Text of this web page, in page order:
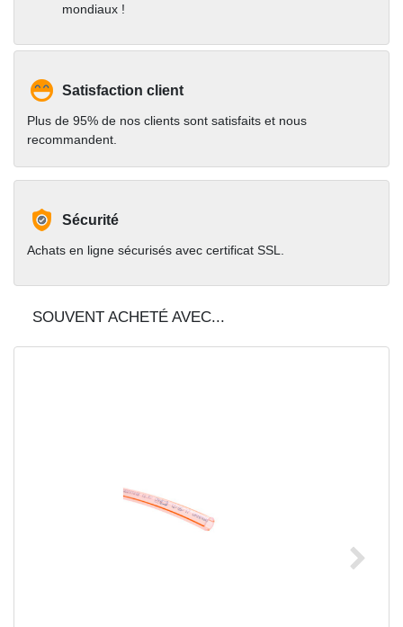
mondiaux !
Satisfaction client
Plus de 95% de nos clients sont satisfaits et nous
recommandent.
Sécurité
Achats en ligne sécurisés avec certificat SSL.
SOUVENT ACHETÉ AVEC...